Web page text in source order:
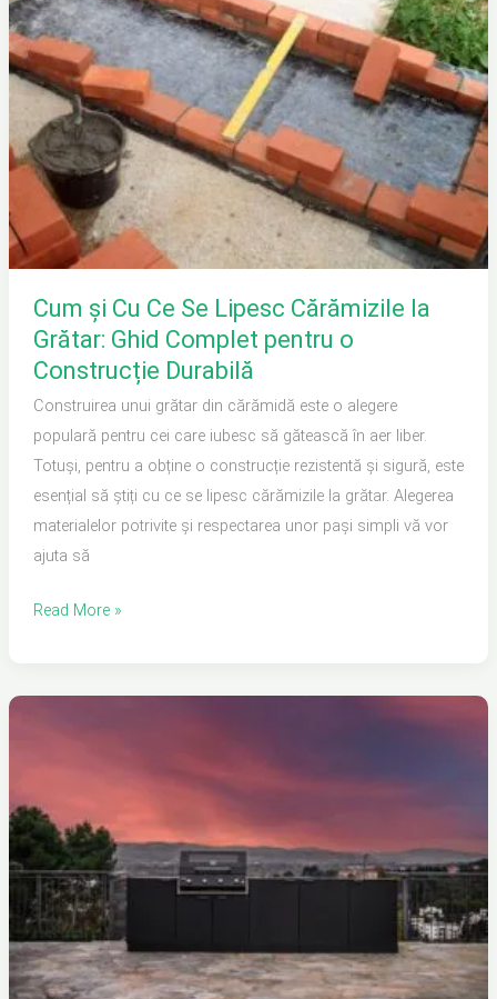
Cum și Cu Ce Se Lipesc Cărămizile la
Grătar: Ghid Complet pentru o
Construcție Durabilă
Construirea unui grătar din cărămidă este o alegere
populară pentru cei care iubesc să gătească în aer liber.
Totuși, pentru a obține o construcție rezistentă și sigură, este
esențial să știți cu ce se lipesc cărămizile la grătar. Alegerea
materialelor potrivite și respectarea unor pași simpli vă vor
ajuta să
Ce
Se
Lipesc
Cărămizile
la
Grătar:
Ghid
Complet
pentru
Construcție
Durabilă
Read More »
alegi
o
bucătărie
de
exterior
Porta
Maggiore?